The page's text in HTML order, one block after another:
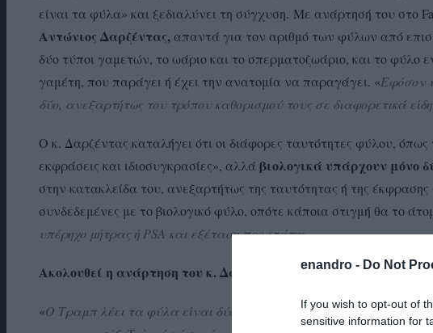
enandro - Do Not
If you wish to opt-out of
sensitive information for
είναι τα φύλα» και ξεδιαλύνει τη σύγχυση. Με ανάρτησή του στο
Αντώνιος Δαρζέντας, απαντά για τον αριθμό των φύλων από
δύο τύποι γαμετών, το ωάριο και το σπερματοζωάριο, και το φύλο
γαμέτη, που παράγει ή έχει την ανατομία να παραγάγει. «Εφόσον
δύο, ανεξαρτήτως του τρόπου καθορισμού τους σε διαφορετικά είδη
Ο κ. Δαρζέντας καταλήγει ότι οι διάφορες ταυτότητες φύλου,
εκφράσεις και ιδιοσυγκρασίες», αλλά βιολογικά υπάρχουν μόνο
στην κατακλείδα του, ανεξαρτήτως της ταυτότητας ή της
συνδεδεμένες με το βιολογικό φύλο, οπότε κάποια στιγμή θα το
υπέρηχο μήτρας ή PSA και εξέταση προστάτη».
Ακολουθεί η ανάρτηση του κ. Δαρζέντα:
«Ο Τραμπ λέει τα φύλα είναι δύο, ο Μητσοτάκης το ίδιο, Άλλος